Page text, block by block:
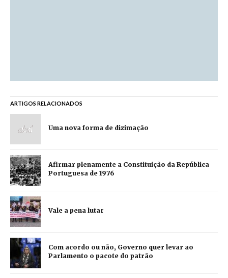
ARTIGOS RELACIONADOS
Uma nova forma de dizimação
Afirmar plenamente a Constituição da República
Portuguesa de 1976
Vale a pena lutar
Com acordo ou não, Governo quer levar ao
Parlamento o pacote do patrão